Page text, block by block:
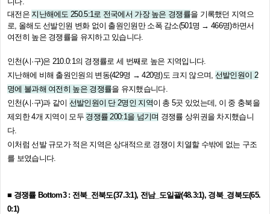
대전은 지난해에도 250.5:1로 전국에서 가장 높은 경쟁률을 기록했던 지역으
로, 올해도 선발인원 변화 없이 출원인원만 소폭 감소(501명 → 466명)하면서
여전히 높은 경쟁률을 유지하고 있습니다.
인천(시·구)은 210.0:1의 경쟁률로 세 번째로 높은 지역입니다.
지난해에 비해 출원인원의 변동(429명 → 420명)도 크지 않으며, 선발인원이 2
명에 불과해 여전히 높은 경쟁률을 유지했습니다.
인천(시·구)과 같이 선발인원이 단 2명인 지역이 총 5곳 있었는데, 이 중 충북을
제외한 4개 지역이 모두 경쟁률 200:1을 넘기며 경쟁률 상위권을 차지했습니
다.
이처럼 선발 규모가 적은 지역은 상대적으로 경쟁이 치열할 수밖에 없는 구조
를 보였습니다.
■ 경쟁률 Bottom3 : 전북_전북도(37.3:1), 전남_도일괄(48.3:1), 경북_경북도(65.
0:1)